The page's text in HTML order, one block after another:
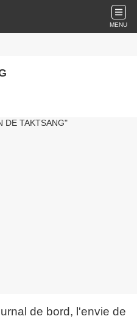
MENU
de bord, l'envie de